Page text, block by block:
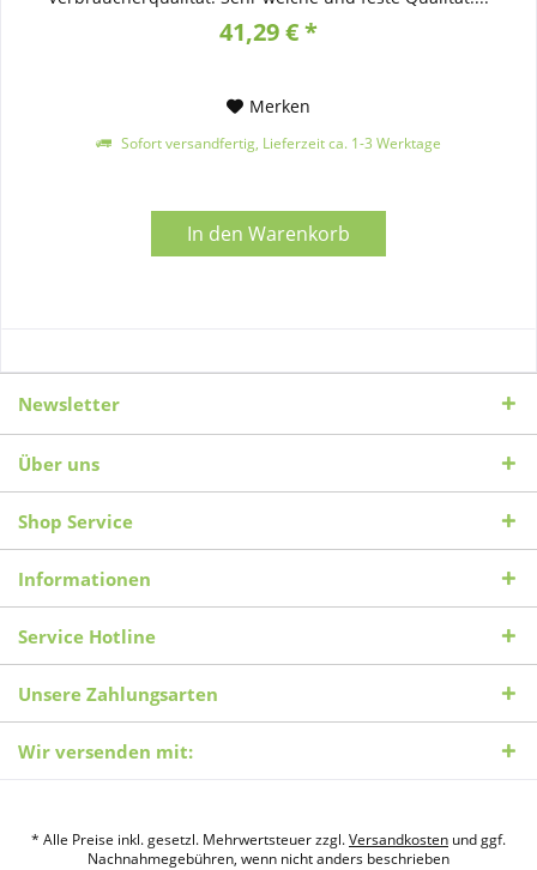
41,29 € *
Merken
Sofort versandfertig, Lieferzeit ca. 1-3 Werktage
In den Warenkorb
Newsletter
Über uns
Shop Service
Informationen
Service Hotline
Unsere Zahlungsarten
Wir versenden mit:
* Alle Preise inkl. gesetzl. Mehrwertsteuer zzgl.Versandkosten und ggf.
Nachnahmegebühren, wenn nicht anders beschrieben